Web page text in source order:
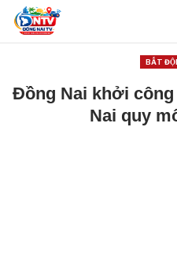
BẤT
Đồng Nai khởi
Nai quy